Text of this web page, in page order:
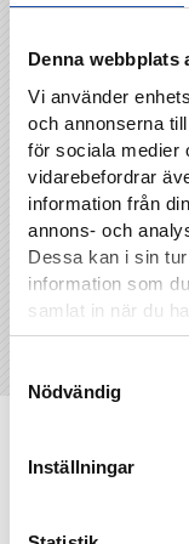
Denna webbplats
Vi använder
och annonserna
för sociala medier
vidarebefordrar
information från
annons- och
Dessa kan i sin
information som
samlat in när du
Nödvändig
Inställningar
NYHETER